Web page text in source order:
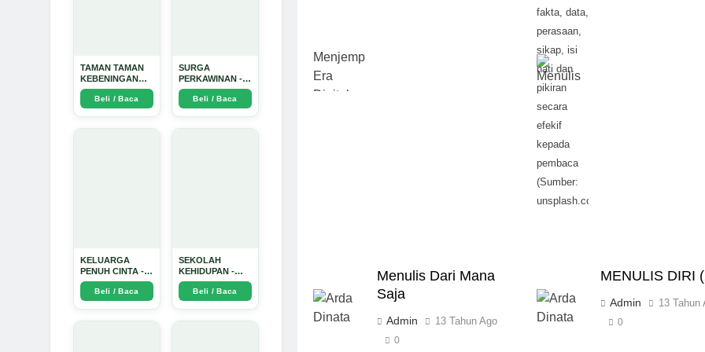
TAMAN TAMAN
KEBENINGAN
HATI - Arda
DinataBeli / Baca
SURGA
PERKAWINAN -
Arda Dinata
Beli / Baca
KELUARGA
PENUH CINTA -
Arda Dinata
Beli / Baca
SEKOLAH
KEHIDUPAN -
Arda Dinata
Beli / Baca
fakta, data,
perasaan,
sikap, isi
hati dan
pikiran
secara
efekif
kepada
pembaca
(Sumber:
unsplash.com/@kaitlynbaker)
Menulis Dari Mana
Saja
Admin 13 Tahun Ago
0
MENULIS DIRI
Admin 13 Tahun
0